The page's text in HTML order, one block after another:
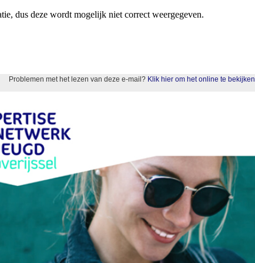
dus deze wordt mogelijk niet correct weergegeven.